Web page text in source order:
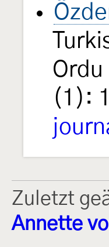
(1):
Zuletzt
Annette